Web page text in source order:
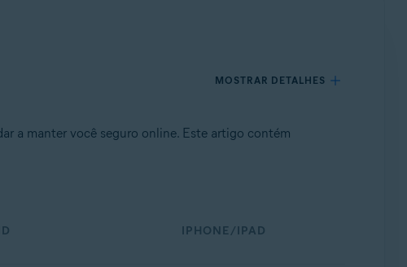
MOSTRAR DETALHES
a manter você seguro online. Este artigo contém
IPHONE/IPAD